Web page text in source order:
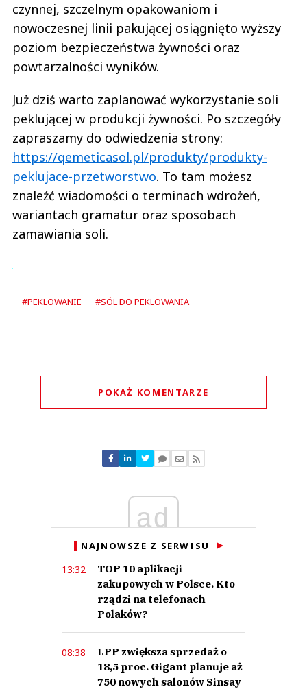
czynnej, szczelnym opakowaniom i
nowoczesnej linii pakującej osiągnięto wyższy
poziom bezpieczeństwa żywności oraz
powtarzalności wyników.
Już dziś warto zaplanować wykorzystanie soli
peklującej w produkcji żywności. Po szczegóły
zapraszamy do odwiedzenia strony:
https://qemeticasol.pl/produkty/produkty-
peklujace-przetworstwo. To tam możesz
znaleźć wiadomości o terminach wdrożeń,
wariantach gramatur oraz sposobach
zamawiania soli.
#PEKLOWANIE #SÓL DO PEKLOWANIA
POKAŻ KOMENTARZE
Nie znaleziono komentarzy
Zostaw swoje komentarze
Anuluj
ad
NAJNOWSZE Z SERWISU
13:32
TOP 10 aplikacji
zakupowych w Polsce. Kto
rządzi na telefonach
Polaków?
08:38
LPP zwiększa sprzedaż o
18,5 proc. Gigant planuje aż
750 nowych salonów Sinsay